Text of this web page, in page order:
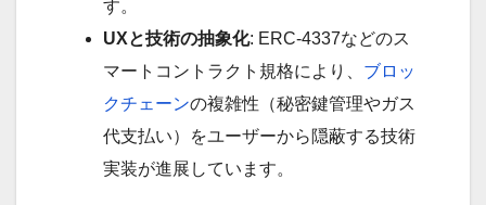
す。
UXと技術の抽象化: ERC-4337などのス
マートコントラクト規格により、 ブロッ
クチェーンの複雑性（秘密鍵管理やガス
代支払い）をユーザーから隠蔽する技術
実装が進展しています。